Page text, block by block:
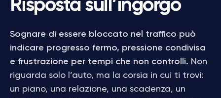
Risposta sull’ingorgo
Sognare di essere bloccato nel traffico può
indicare progresso fermo, pressione condivisa
e frustrazione per tempi che non controlli. Non
riguarda solo l’auto, ma la corsia in cui ti trovi:
un piano, una relazione, una scadenza, un